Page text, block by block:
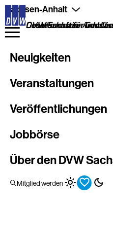
DVW Sachsen-Anhalt
Gesellschaft für Geodäsie,
Sachsen-Anhalt
Neuigkeiten
Veranstaltungen
Veröffentlichungen
Jobbörse
Über den DVW
Mitglied werden